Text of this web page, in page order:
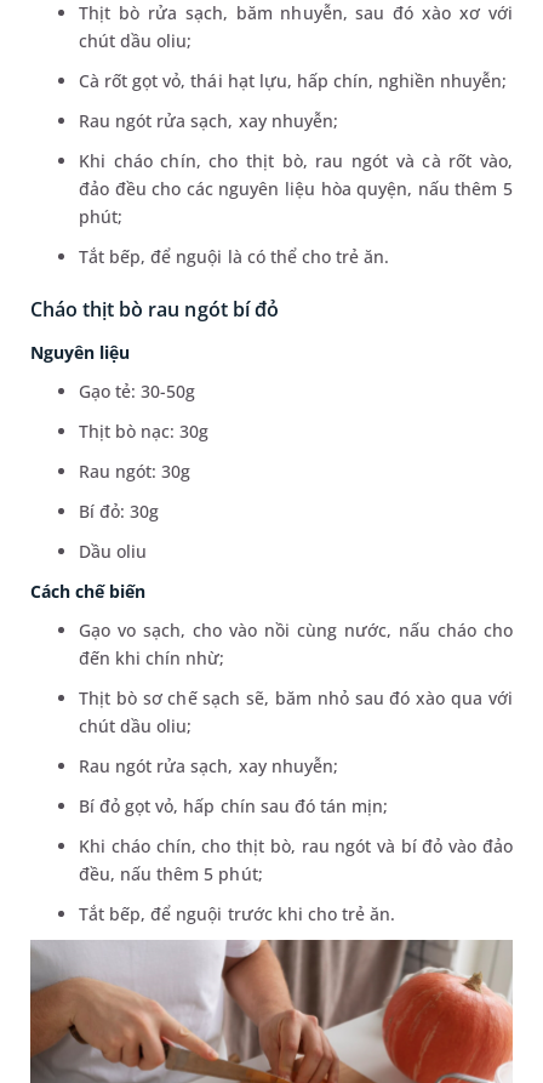
Thịt bò rửa sạch, băm nhuyễn, sau đó xào xơ với
chút dầu oliu;
Cà rốt gọt vỏ, thái hạt lựu, hấp chín, nghiền nhuyễn;
Rau ngót rửa sạch, xay nhuyễn;
Khi cháo chín, cho thịt bò, rau ngót và cà rốt vào,
đảo đều cho các nguyên liệu hòa quyện, nấu thêm 5
phút;
Tắt bếp, để nguội là có thể cho trẻ ăn.
Cháo thịt bò rau ngót bí đỏ
Nguyên liệu
Gạo tẻ: 30-50g
Thịt bò nạc: 30g
Rau ngót: 30g
Bí đỏ: 30g
Dầu oliu
Cách chế biến
Gạo vo sạch, cho vào nồi cùng nước, nấu cháo cho
đến khi chín nhừ;
Thịt bò sơ chế sạch sẽ, băm nhỏ sau đó xào qua với
chút dầu oliu;
Rau ngót rửa sạch, xay nhuyễn;
Bí đỏ gọt vỏ, hấp chín sau đó tán mịn;
Khi cháo chín, cho thịt bò, rau ngót và bí đỏ vào đảo
đều, nấu thêm 5 phút;
Tắt bếp, để nguội trước khi cho trẻ ăn.